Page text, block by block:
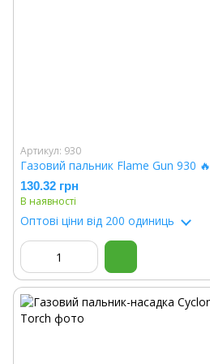
Артикул: 930
Газовий пальник Flame Gun 930 🔥
130.32 грн
В наявності
Оптові ціни від 200 одиниць